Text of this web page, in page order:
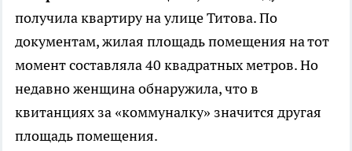
получила квартиру на улице Титова. По
документам, жилая площадь помещения на тот
момент составляла 40 квадратных метров. Но
недавно женщина обнаружила, что в
квитанциях за «коммуналку» значится другая
площадь помещения.